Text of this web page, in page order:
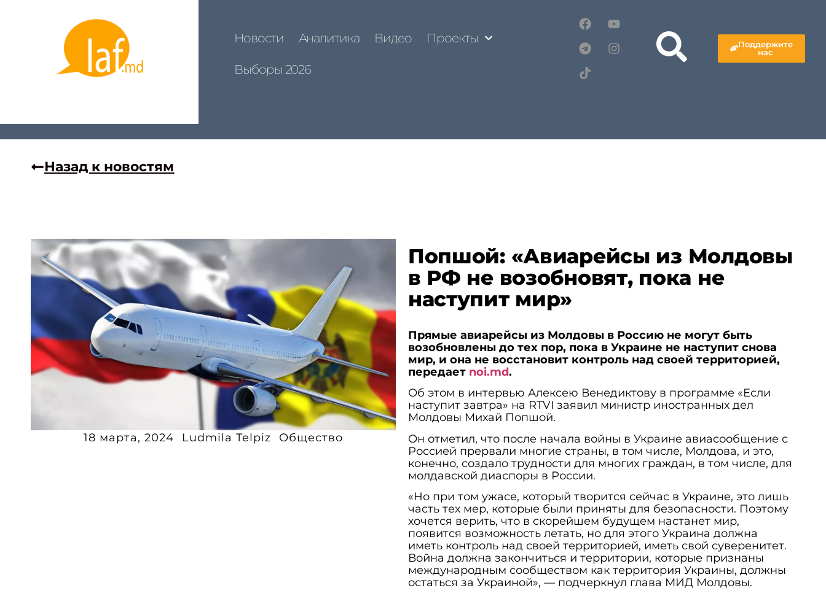
Новости Аналитика Видео Проекты
Выборы 2026
Поддержите
нас
Назад к новостям
18 марта, 2024 Ludmila Telpiz Общество
Попшой: «Авиарейсы из Молдовы
в РФ не возобновят, пока не
наступит мир»
Прямые авиарейсы из Молдовы в Россию не могут быть
возобновлены до тех пор, пока в Украине не наступит снова
мир, и она не восстановит контроль над своей территорией,
передает noi.md.
Об этом в интервью Алексею Венедиктову в программе «Если
наступит завтра» на RTVI заявил министр иностранных дел
Молдовы Михай Попшой.
Он отметил, что после начала войны в Украине авиасообщение с
Россией прервали многие страны, в том числе, Молдова, и это,
конечно, создало трудности для многих граждан, в том числе, для
молдавской диаспоры в России.
«Но при том ужасе, который творится сейчас в Украине, это лишь
часть тех мер, которые были приняты для безопасности. Поэтому
хочется верить, что в скорейшем будущем настанет мир,
появится возможность летать, но для этого Украина должна
иметь контроль над своей территорией, иметь свой суверенитет.
Война должна закончиться и территории, которые признаны
международным сообществом как территория Украины, должны
остаться за Украиной», — подчеркнул глава МИД Молдовы.